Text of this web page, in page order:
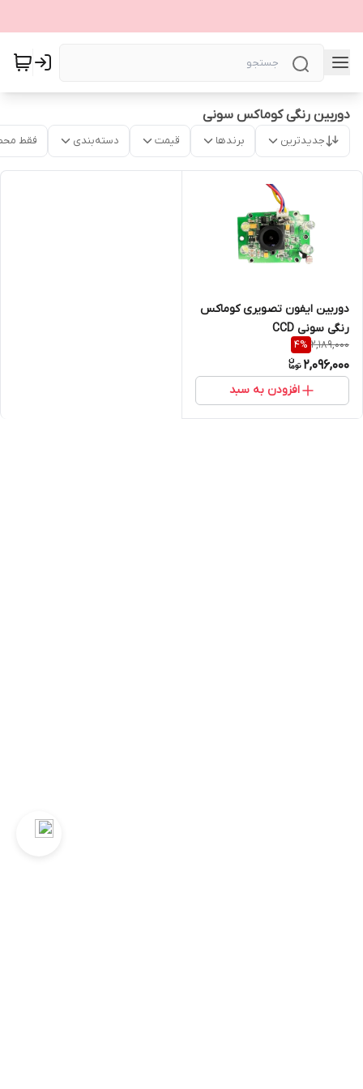
دوربین رنگی کوماکس سونی
جدیدترین برندها قیمت دسته‌بندی فقط
دوربین ایفون تصویری کوماکس
رنگی سونی CCD
2,189,000
4%
2,096,000
افزودن به سبد